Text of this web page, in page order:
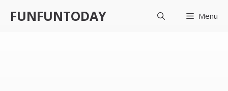
FUNFUNTODAY Menu